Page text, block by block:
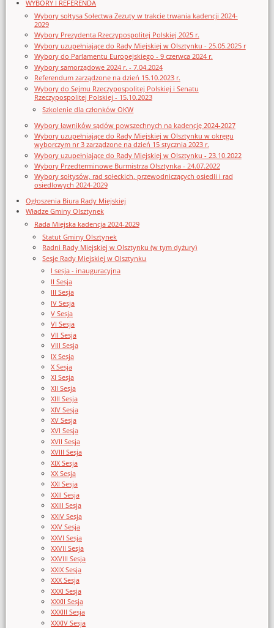
WYBORY I REFERENDA
Wybory sołtysa Sołectwa Zezuty w trakcie trwania kadencji 2024-
2029
Wybory Prezydenta Rzeczypospolitej Polskiej 2025 r.
Wybory uzupełniające do Rady Miejskiej w Olsztynku - 25.05.2025 r
Wybory do Parlamentu Europejskiego - 9 czerwca 2024 r.
Wybory samorządowe 2024 r. - 7.04.2024
Referendum zarządzone na dzień 15.10.2023 r.
Wybory do Sejmu Rzeczypospolitej Polskiej i Senatu
Rzeczypospolitej Polskiej - 15.10.2023
Szkolenie dla członków OKW
Wybory ławników sądów powszechnych na kadencję 2024-2027
Wybory uzupełniające do Rady Miejskiej w Olsztynku w okręgu
wyborczym nr 3 zarządzone na dzień 15 stycznia 2023 r.
Wybory uzupełniające do Rady Miejskiej w Olsztynku - 23.10.2022
Wybory Przedterminowe Burmistrza Olsztynka - 24.07.2022
Wybory sołtysów, rad sołeckich, przewodniczących osiedli i rad
osiedlowych 2024-2029
Ogłoszenia Biura Rady Miejskiej
Władze Gminy Olsztynek
Rada Miejska kadencja 2024-2029
Statut Gminy Olsztynek
Radni Rady Miejskiej w Olsztynku (w tym dyżury)
Sesje Rady Miejskiej w Olsztynku
I sesja - inauguracyjna
II Sesja
III Sesja
IV Sesja
V Sesja
VI Sesja
VII Sesja
VIII Sesja
IX Sesja
X Sesja
XI Sesja
XII Sesja
XIII Sesja
XIV Sesja
XV Sesja
XVI Sesja
XVII Sesja
XVIII Sesja
XIX Sesja
XX Sesja
XXI Sesja
XXII Sesja
XXIII Sesja
XXIV Sesja
XXV Sesja
XXVI Sesja
XXVII Sesja
XXVIII Sesja
XXIX Sesja
XXX Sesja
XXXI Sesja
XXXII Sesja
XXXIII Sesja
XXXIV Sesja